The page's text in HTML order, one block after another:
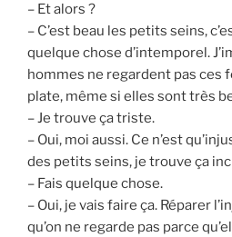
– Et alors ?
– C’est beau les petits seins,
quelque chose d’intemporel.
hommes ne regardent pas ces
plate, même si elles sont très
– Je trouve ça triste.
– Oui, moi aussi. Ce n’est
des petits seins, je trouve ça
– Fais quelque chose.
– Oui, je vais faire ça. Réparer
qu’on ne regarde pas parce